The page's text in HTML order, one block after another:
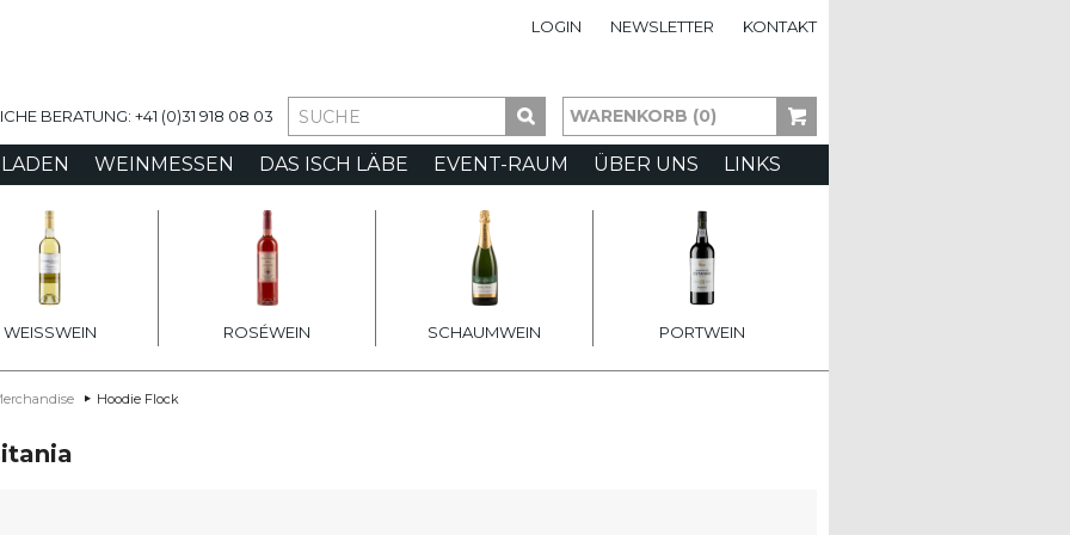
LOGIN NEWSLETTER KONTAKT
WARENKORB (0)
BERATUNG: +41 (0)31 918 08 03
WEINMESSEN DAS ISCH LÄBE EVENT-RAUM ÜBER UNS LINKS
WEISSWEIN ROSÉWEIN SCHAUMWEIN PORTWEIN
Hoodie Flock